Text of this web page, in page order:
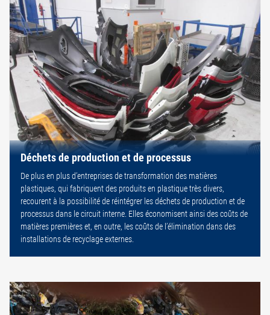
Déchets de production et de processus
De plus en plus d’entreprises de transformation des matières
plastiques, qui fabriquent des produits en plastique très divers,
recourent à la possibilité de réintégrer les déchets de production et de
processus dans le circuit interne. Elles économisent ainsi des coûts de
matières premières et, en outre, les coûts de l’élimination dans des
installations de recyclage externes.